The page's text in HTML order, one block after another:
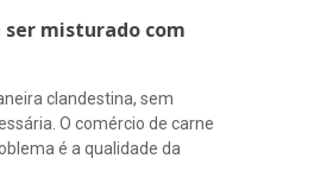
ser misturado com
clandestina, sem
O comércio de carne
é a qualidade da